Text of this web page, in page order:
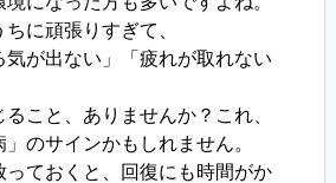
に頑張りすぎて、
気が出ない」「疲れが取れない
こと、ありませんか？これ、
のサインかもしれません。
っておくと、回復にも時間がか